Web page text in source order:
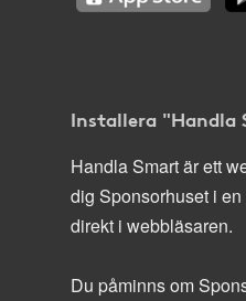
Installera "Handla
Handla Smart är ett
dig Sponsorhuset i
direkt i webbläsaren.
Du påminns om